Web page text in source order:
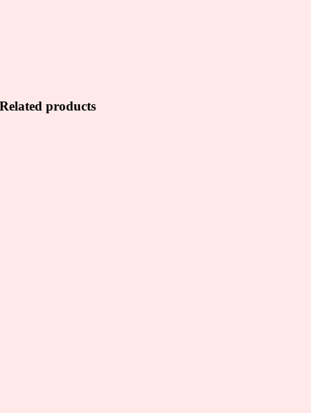
Related products